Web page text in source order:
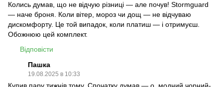
Колись думав, що не відчую різниці — але почув! Stormguard
— наче броня. Коли вітер, мороз чи дощ — не відчуваю
дискомфорту. Це той випадок, коли платиш — і отримуєш.
Обожнюю цей комплект.
Відповісти
Пашка
19.08.2025 в 10:33